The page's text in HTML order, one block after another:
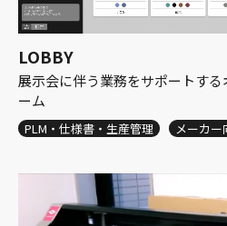
LOBBY
展示会に伴う業務をサポートす
ーム
PLM・仕様書・生産管理 メーカー